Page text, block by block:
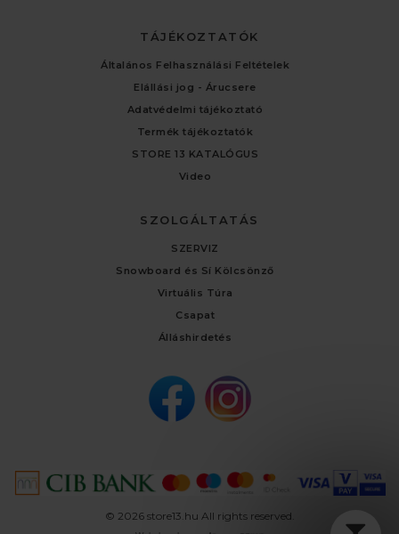
TÁJÉKOZTATÓK
Általános Felhasználási Feltételek
Elállási jog - Árucsere
Adatvédelmi tájékoztató
Termék tájékoztatók
STORE 13 KATALÓGUS
Video
SZOLGÁLTATÁS
SZERVIZ
Snowboard és Sí Kölcsönző
Virtuális Túra
Csapat
Álláshirdetés
© 2026 store13.hu All rights reserved.